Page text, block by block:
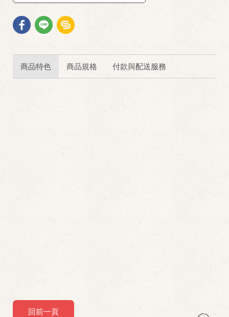
商品特色 商品規格 付款與配送服務
回前一頁